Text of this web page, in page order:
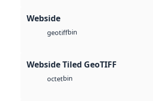
Webside
geotiffbin
Webside Tiled GeoTIFF
octetbin